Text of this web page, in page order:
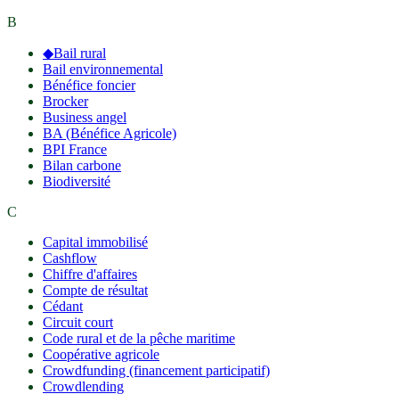
B
◆Bail rural
Bail environnemental
Bénéfice foncier
Brocker
Business angel
BA (Bénéfice Agricole)
BPI France
Bilan carbone
Biodiversité
C
Capital immobilisé
Cashflow
Chiffre d'affaires
Compte de résultat
Cédant
Circuit court
Code rural et de la pêche maritime
Coopérative agricole
Crowdfunding (financement participatif)
Crowdlending